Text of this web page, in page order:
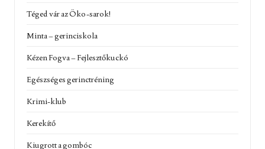
Téged vár az Öko-sarok!
Minta – gerinciskola
Kézen Fogva – Fejlesztőkuckó
Egészséges gerinctréning
Krimi-klub
Kerekítő
Kiugrott a gombóc